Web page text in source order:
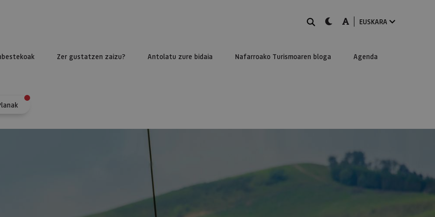
BILATUdark-mode
A-modeEUSKARA
Zer gustatzen zaizu? Antolatu zure bidaia Nafarroako Turismoaren bloga Agenda